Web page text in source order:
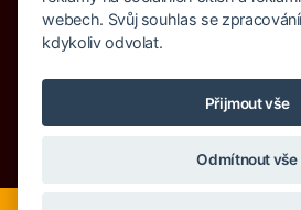
Pojištění proti úpadku 125
webech. Svůj souhlas se
kdykoliv odvolat.
Přijmout vše
Odmítnout vše
Potřebujete poradit? Zeptejte
Chettyho.